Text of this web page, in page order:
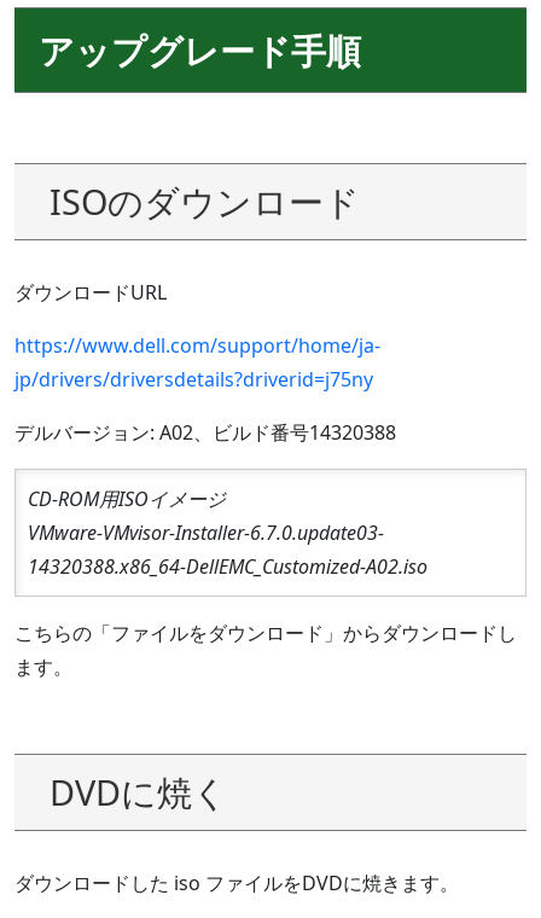
アップグレード手順
ISOのダウンロード
ダウンロードURL
https://www.dell.com/support/home/ja-
jp/drivers/driversdetails?driverid=j75ny
デルバージョン: A02、ビルド番号14320388
CD-ROM用ISOイメージ
VMware-VMvisor-Installer-6.7.0.update03-
14320388.x86_64-DellEMC_Customized-A02.iso
こちらの「ファイルをダウンロード」からダウンロードし
ます。
DVDに焼く
ダウンロードした iso ファイルをDVDに焼きます。